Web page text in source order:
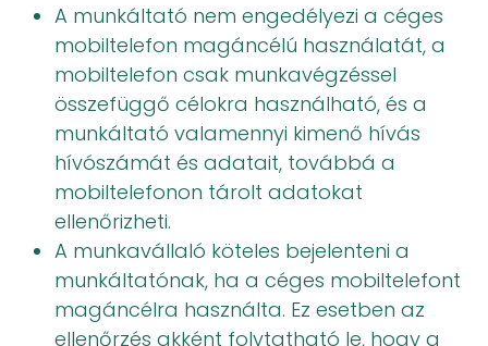
A munkáltató nem engedélyezi a céges
mobiltelefon magáncélú használatát, a
mobiltelefon csak munkavégzéssel
összefüggő célokra használható, és a
munkáltató valamennyi kimenő hívás
hívószámát és adatait, továbbá a
mobiltelefonon tárolt adatokat
ellenőrizheti.
A munkavállaló köteles bejelenteni a
munkáltatónak, ha a céges mobiltelefont
magáncélra használta. Ez esetben az
ellenőrzés akként folytatható le, hogy a